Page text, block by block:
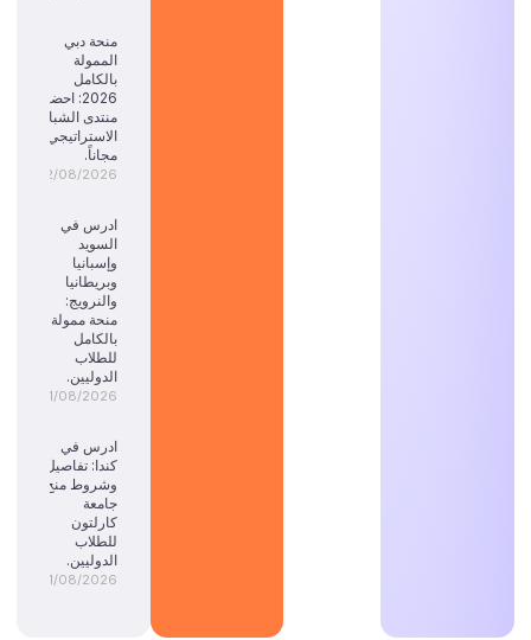
منحة دبي
الممولة
بالكامل
2026: احضر
منتدى الشباب
الاستراتيجي
مجاناً.
02/08/2026
ادرس في
السويد
وإسبانيا
وبريطانيا
والنرويج:
منحة ممولة
بالكامل
للطلاب
الدوليين.
01/08/2026
ادرس في
كندا: تفاصيل
وشروط منح
جامعة
كارلتون
للطلاب
الدوليين.
01/08/2026